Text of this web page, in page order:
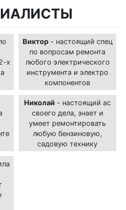
х
Виктор- настоящий спец
по вопросам ремонта
любого электрического
инструмента и электро
компонентов
Николай - настоящий ас
своего дела, знает и
умеет ремонтировать
любую бензиновую,
садовую технику